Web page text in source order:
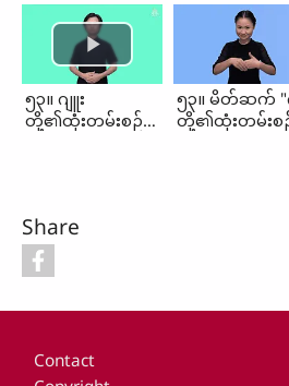
၅၃။ ဂျူး
တို့၏ထုံးတမ်းစဉ်လာ
၅၃။ မိတ်ဆက် "
တို့၏ထုံးတမ်းစ
Share
Contact